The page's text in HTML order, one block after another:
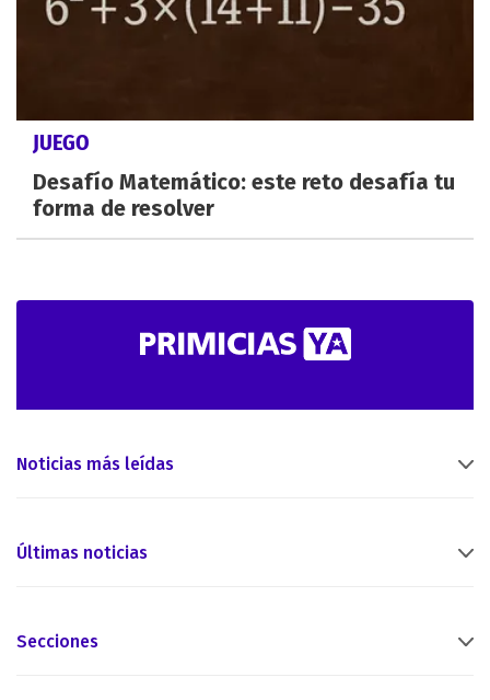
JUEGO
Desafío Matemático: este reto desafía tu
forma de resolver
Noticias más leídas
Últimas noticias
Secciones